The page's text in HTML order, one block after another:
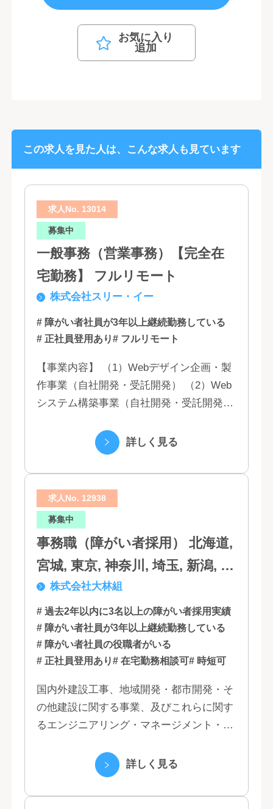
お気に入り
追加
この求人を見た人は、こんな求人も見ています
求人No. 13014
募集中
一般事務（営業事務）【完全在
宅勤務】 フルリモート
株式会社スリー・イー
# 障がい者社員が3年以上継続勤務している
# 正社員登用あり# フルリモート
【事業内容】 （1）Webデザイン企画・製
作事業（自社開発・受託開発） （2）Web
システム構築事業（自社開発・受託開発）
（5）営業代行業務 （6...詳しく見る
求人No. 12938
募集中
事務職（障がい者採用） 北海道,
宮城, 東京, 神奈川, 埼玉, 新潟, 愛
知, 大阪, 京都, 兵庫, 広島, 香川,
福岡
株式会社大林組
# 過去2年以内に3名以上の障がい者採用実績
# 障がい者社員が3年以上継続勤務している
# 障がい者社員の役職者がいる
# 正社員登用あり# 在宅勤務相談可# 時短可
国内外建設工事、地域開発・都市開発・そ
の他建設に関する事業、及びこれらに関す
るエンジニアリング・マネージメント・コ
詳しく見る